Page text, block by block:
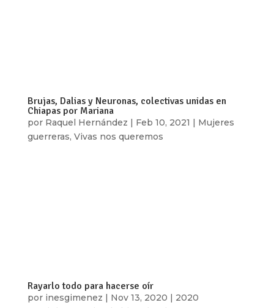
Brujas, Dalias y Neuronas, colectivas unidas en
Chiapas por Mariana
por Raquel Hernández | Feb 10, 2021 | Mujeres
guerreras, Vivas nos queremos
Rayarlo todo para hacerse oír
por inesgimenez | Nov 13, 2020 | 2020